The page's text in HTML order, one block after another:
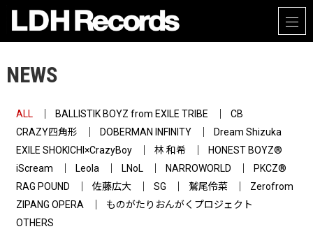
NEWS
ALL BALLISTIK BOYZ from EXILE TRIBE
CB
CRAZY四角形
DOBERMAN INFINITY
Dream Shizuka
EXILE SHOKICHI×CrazyBoy
林 和希
HONEST BOYZ®
iScream
Leola LNoL NARROWORLD
PKCZ®
RAG POUND
佐藤広大 SG 鷲尾伶菜
Zerofrom
ZIPANG OPERA
ものがたりおんがくプロジェクト
OTHERS